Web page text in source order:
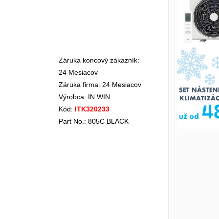
Záruka koncový zákazník:
24 Mesiacov
Záruka firma: 24 Mesiacov
Výrobca: IN WIN
Kód: ITK320233
Part No.: 805C BLACK